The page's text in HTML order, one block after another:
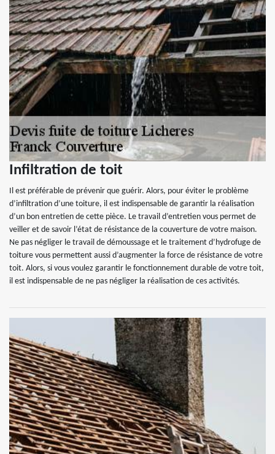
Infiltration de toit
Il est préférable de prévenir que guérir. Alors, pour éviter le problème
d’infiltration d’une toiture, il est indispensable de garantir la réalisation
d’un bon entretien de cette pièce. Le travail d’entretien vous permet de
veiller et de savoir l’état de résistance de la couverture de votre maison.
Ne pas négliger le travail de démoussage et le traitement d’hydrofuge de
toiture vous permettent aussi d’augmenter la force de résistance de votre
toit. Alors, si vous voulez garantir le fonctionnement durable de votre toit,
il est indispensable de ne pas négliger la réalisation de ces activités.